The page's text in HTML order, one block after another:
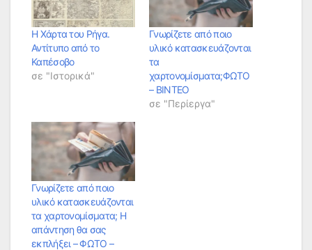
Η Χάρτα του Ρήγα.
Αντίτυπο από το
Καπέσοβο
σε "Ιστορικά"
Γνωρίζετε από ποιο
υλικό κατασκευάζονται
τα
χαρτονομίσματα;ΦΩΤΟ
– ΒΙΝΤΕΟ
σε "Περίεργα"
Γνωρίζετε από ποιο
υλικό κατασκευάζονται
τα χαρτονομίσματα; Η
απάντηση θα σας
εκπλήξει – ΦΩΤΟ –